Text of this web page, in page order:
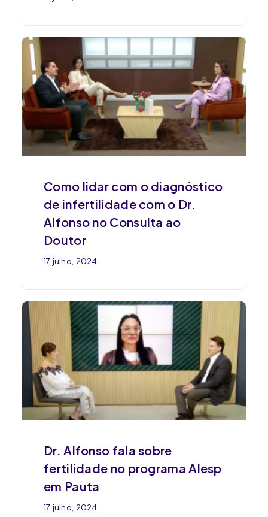
Como lidar com o diagnóstico
de infertilidade com o Dr.
Alfonso no Consulta ao
Doutor
17 julho, 2024
Dr. Alfonso fala sobre
fertilidade no programa Alesp
em Pauta
17 julho, 2024